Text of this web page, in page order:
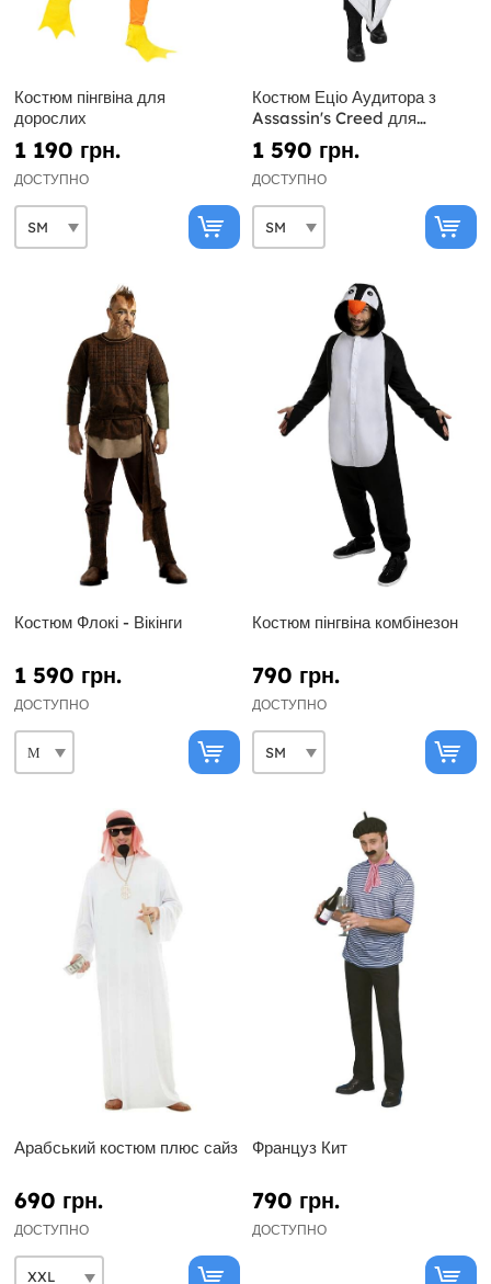
Костюм пінгвіна для
дорослих
1 190 грн.
ДОСТУПНО
Костюм Еціо Аудитора з
Assassin's Creed для
чоловіків
1 590 грн.
ДОСТУПНО
Костюм Флокі - Вікінги
1 590 грн.
ДОСТУПНО
Костюм пінгвіна комбінезон
790 грн.
ДОСТУПНО
Арабський костюм плюс сайз
690 грн.
ДОСТУПНО
Француз Кит
790 грн.
ДОСТУПНО